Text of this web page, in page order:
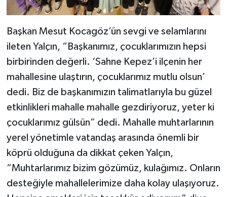
Başkan Mesut Kocagöz’ün sevgi ve selamlarını
ileten Yalçın, “Başkanımız, çocuklarımızın hepsi
birbirinden değerli. ‘Sahne Kepez’i ilçenin her
mahallesine ulaştırın, çocuklarımız mutlu olsun’
dedi. Biz de başkanımızın talimatlarıyla bu güzel
etkinlikleri mahalle mahalle gezdiriyoruz, yeter ki
çocuklarımız gülsün” dedi. Mahalle muhtarlarının
yerel yönetimle vatandaş arasında önemli bir
köprü olduğuna da dikkat çeken Yalçın,
“Muhtarlarımız bizim gözümüz, kulağımız. Onların
desteğiyle mahallelerimize daha kolay ulaşıyoruz.